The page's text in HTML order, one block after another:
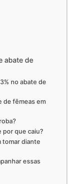
abate de
no abate de
de fêmeas em
por que caiu?
tomar diante
essas